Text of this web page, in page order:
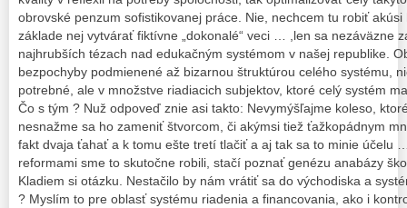
obrovské penzum sofistikovanej práce. Nie, nechcem tu robiť
základe nej vytvárať fiktívne „dokonalé“ veci … ,len sa nezáväzne
najhrubších tézach nad edukačným systémom v našej republike.
bezpochyby podmienené až bizarnou štruktúrou celého systému,
potrebné, ale v množstve riadiacich subjektov, ktoré celý systém
Čo s tým ? Nuž odpoveď znie asi takto: Nevymýšľajme koleso,
nesnažme sa ho zameniť štvorcom, či akýmsi tiež ťažkopádnym
fakt dvaja ťahať a k tomu ešte tretí tlačiť a aj tak sa to minie účelu
reformami sme to skutočne robili, stačí poznať genézu anabázy
Kladiem si otázku. Nestačilo by nám vrátiť sa do východiska a
? Myslím to pre oblasť systému riadenia a financovania, ako i